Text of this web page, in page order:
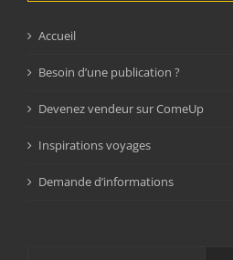
Accueil
Besoin d’une publication ?
Devenez vendeur sur ComeUp
Inspirations voyages
Demande d’informations